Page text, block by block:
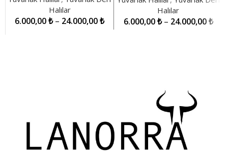
Halılar
6.000,00₺ – 24.000,00₺
Halılar
6.000,00₺ – 24.000,00₺